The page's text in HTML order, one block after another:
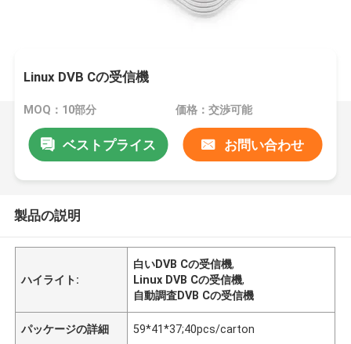
Linux DVB Cの受信機
MOQ：10部分 価格：交渉可能
ベストプライス お問い合わせ
製品の説明
ハイライト:
白いDVB Cの受信機,
Linux DVB Cの受信機,
自動調査DVB Cの受信機
パッケージの詳細 59*41*37;40pcs/carton